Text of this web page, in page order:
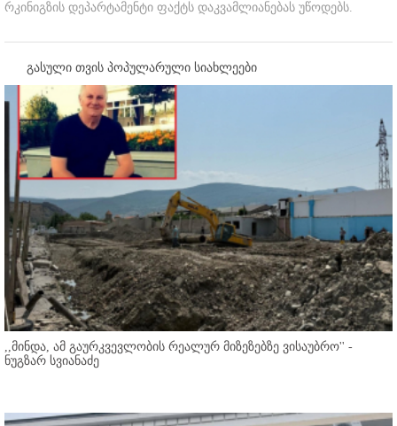
რკინიგზის დეპარტამენტი ფაქტს დაკვამლიანებას უწოდებს.
გასული თვის პოპულარული სიახლეები
,,მინდა, ამ გაურკვევლობის რეალურ მიზეზებზე ვისაუბრო'' -
ნუგზარ სვიანაძე